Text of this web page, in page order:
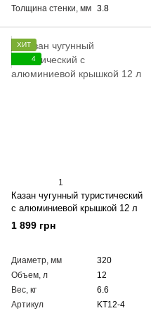
Толщина стенки, мм 3.8
ХИТ
4
1
Казан чугунный туристический
c алюминиевой крышкой 12 л
1 899 грн
Диаметр, мм
320
Объем, л
12
Вес, кг
6.6
Артикул
KT12-4